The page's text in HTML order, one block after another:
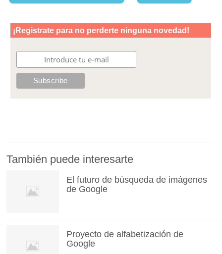
También puede interesarte
El futuro de búsqueda de imágenes
de Google
Proyecto de alfabetización de
Google